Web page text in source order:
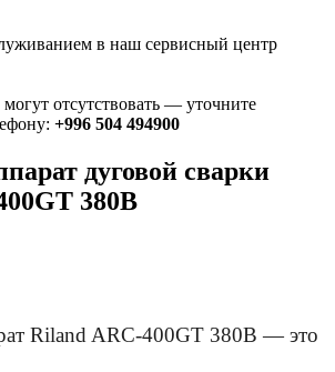
в наш сервисный центр
отсутствовать — уточните
+996 504 494900
дуговой сварки
380В
Riland ARC-400GT 380В — это